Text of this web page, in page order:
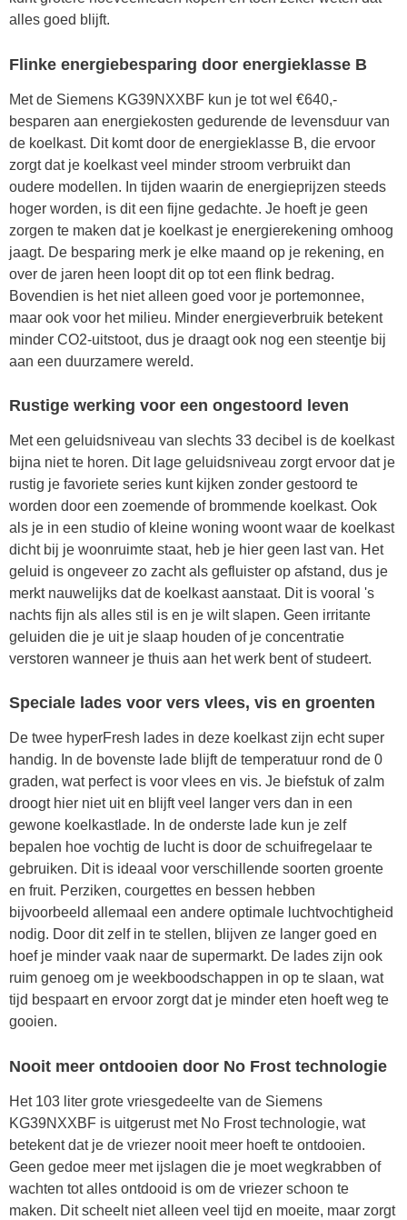
alles goed blijft.
Flinke energiebesparing door energieklasse B
Met de Siemens KG39NXXBF kun je tot wel €640,-
besparen aan energiekosten gedurende de levensduur van
de koelkast. Dit komt door de energieklasse B, die ervoor
zorgt dat je koelkast veel minder stroom verbruikt dan
oudere modellen. In tijden waarin de energieprijzen steeds
hoger worden, is dit een fijne gedachte. Je hoeft je geen
zorgen te maken dat je koelkast je energierekening omhoog
jaagt. De besparing merk je elke maand op je rekening, en
over de jaren heen loopt dit op tot een flink bedrag.
Bovendien is het niet alleen goed voor je portemonnee,
maar ook voor het milieu. Minder energieverbruik betekent
minder CO2-uitstoot, dus je draagt ook nog een steentje bij
aan een duurzamere wereld.
Rustige werking voor een ongestoord leven
Met een geluidsniveau van slechts 33 decibel is de koelkast
bijna niet te horen. Dit lage geluidsniveau zorgt ervoor dat je
rustig je favoriete series kunt kijken zonder gestoord te
worden door een zoemende of brommende koelkast. Ook
als je in een studio of kleine woning woont waar de koelkast
dicht bij je woonruimte staat, heb je hier geen last van. Het
geluid is ongeveer zo zacht als gefluister op afstand, dus je
merkt nauwelijks dat de koelkast aanstaat. Dit is vooral 's
nachts fijn als alles stil is en je wilt slapen. Geen irritante
geluiden die je uit je slaap houden of je concentratie
verstoren wanneer je thuis aan het werk bent of studeert.
Speciale lades voor vers vlees, vis en groenten
De twee hyperFresh lades in deze koelkast zijn echt super
handig. In de bovenste lade blijft de temperatuur rond de 0
graden, wat perfect is voor vlees en vis. Je biefstuk of zalm
droogt hier niet uit en blijft veel langer vers dan in een
gewone koelkastlade. In de onderste lade kun je zelf
bepalen hoe vochtig de lucht is door de schuifregelaar te
gebruiken. Dit is ideaal voor verschillende soorten groente
en fruit. Perziken, courgettes en bessen hebben
bijvoorbeeld allemaal een andere optimale luchtvochtigheid
nodig. Door dit zelf in te stellen, blijven ze langer goed en
hoef je minder vaak naar de supermarkt. De lades zijn ook
ruim genoeg om je weekboodschappen in op te slaan, wat
tijd bespaart en ervoor zorgt dat je minder eten hoeft weg te
gooien.
Nooit meer ontdooien door No Frost technologie
Het 103 liter grote vriesgedeelte van de Siemens
KG39NXXBF is uitgerust met No Frost technologie, wat
betekent dat je de vriezer nooit meer hoeft te ontdooien.
Geen gedoe meer met ijslagen die je moet wegkrabben of
wachten tot alles ontdooid is om de vriezer schoon te
maken. Dit scheelt niet alleen veel tijd en moeite, maar zorgt